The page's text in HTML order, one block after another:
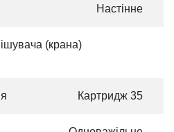
Настінне
(крана)
Картридж 35